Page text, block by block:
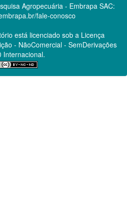
Agropecuária - Embrapa SAC:
fale-conosco
está licenciado sob a Licença
- NãoComercial - SemDerivações
Internacional.